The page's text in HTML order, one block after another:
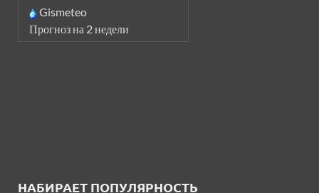
Gismeteo
Прогноз на 2 недели
НАБИРАЕТ ПОПУЛЯРНОСТЬ